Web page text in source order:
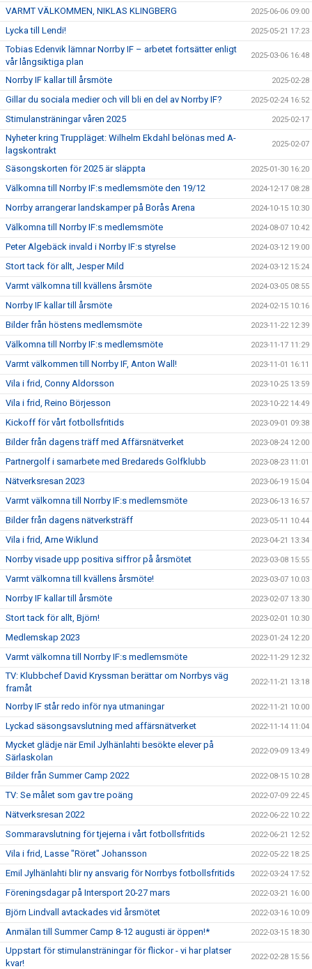
VARMT VÄLKOMMEN, NIKLAS KLINGBERG 2025-06-06 09:00
Lycka till Lendi! 2025-05-21 17:23
Tobias Edenvik lämnar Norrby IF – arbetet fortsätter enligt
vår långsiktiga plan
2025-03-06 16:48
Norrby IF kallar till årsmöte 2025-02-28
Gillar du sociala medier och vill bli en del av Norrby IF? 2025-02-24 16:52
Stimulansträningar våren 2025 2025-02-17
Nyheter kring Truppläget: Wilhelm Ekdahl belönas med A-
lagskontrakt
2025-02-07
Säsongskorten för 2025 är släppta 2025-01-30 16:20
Välkomna till Norrby IF:s medlemsmöte den 19/12 2024-12-17 08:28
Norrby arrangerar landskamper på Borås Arena 2024-10-15 10:30
Välkomna till Norrby IF:s medlemsmöte 2024-08-07 10:42
Peter Algebäck invald i Norrby IF:s styrelse 2024-03-12 19:00
Stort tack för allt, Jesper Mild 2024-03-12 15:24
Varmt välkomna till kvällens årsmöte 2024-03-05 08:55
Norrby IF kallar till årsmöte 2024-02-15 10:16
Bilder från höstens medlemsmöte 2023-11-22 12:39
Välkomna till Norrby IF:s medlemsmöte 2023-11-17 11:29
Varmt välkommen till Norrby IF, Anton Wall! 2023-11-01 16:11
Vila i frid, Conny Aldorsson 2023-10-25 13:59
Vila i frid, Reino Börjesson 2023-10-22 14:49
Kickoff för vårt fotbollsfritids 2023-09-01 09:38
Bilder från dagens träff med Affärsnätverket 2023-08-24 12:00
Partnergolf i samarbete med Bredareds Golfklubb 2023-08-23 11:01
Nätverksresan 2023 2023-06-19 15:04
Varmt välkomna till Norrby IF:s medlemsmöte 2023-06-13 16:57
Bilder från dagens nätverksträff 2023-05-11 10:44
Vila i frid, Arne Wiklund 2023-04-21 13:34
Norrby visade upp positiva siffror på årsmötet 2023-03-08 15:55
Varmt välkomna till kvällens årsmöte! 2023-03-07 10:03
Norrby IF kallar till årsmöte 2023-02-07 13:30
Stort tack för allt, Björn! 2023-02-01 10:30
Medlemskap 2023 2023-01-24 12:20
Varmt välkomna till Norrby IF:s medlemsmöte 2022-11-29 12:32
TV: Klubbchef David Kryssman berättar om Norrbys väg
framåt
2022-11-21 13:18
Norrby IF står redo inför nya utmaningar 2022-11-21 10:00
Lyckad säsongsavslutning med affärsnätverket 2022-11-14 11:04
Mycket glädje när Emil Jylhänlahti besökte elever på
Särlaskolan
2022-09-09 13:49
Bilder från Summer Camp 2022 2022-08-15 10:28
TV: Se målet som gav tre poäng 2022-07-09 22:45
Nätverksresan 2022 2022-06-22 10:22
Sommaravslutning för tjejerna i vårt fotbollsfritids 2022-06-21 12:52
Vila i frid, Lasse "Röret" Johansson 2022-05-22 18:25
Emil Jylhänlahti blir ny ansvarig för Norrbys fotbollsfritids 2022-03-24 17:52
Föreningsdagar på Intersport 20-27 mars 2022-03-21 16:00
Björn Lindvall avtackades vid årsmötet 2022-03-16 10:09
Anmälan till Summer Camp 8-12 augusti är öppen!* 2022-03-15 18:30
Uppstart för stimulansträningar för flickor - vi har platser
kvar!
2022-02-28 15:56